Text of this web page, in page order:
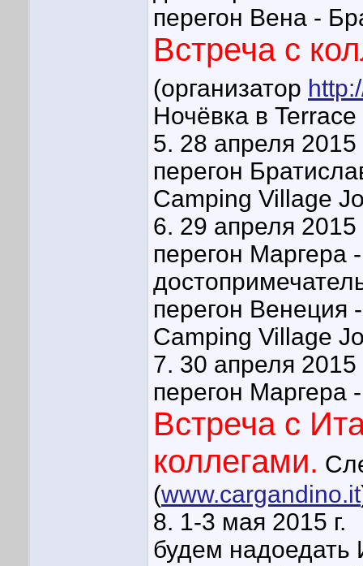
перегон Вена -
Встреча с
(организатор
Ночёвка в
5. 28 апреля 2015
перегон
Camping Village
6. 29 апреля 2015
перегон Маргера
перегон Венеция
Camping Village
7. 30 апреля 2015
перегон Маргера
Встреча с
коллегами.
(www.cargandino.it
8. 1-3 мая 2015 г.
будем надоедать